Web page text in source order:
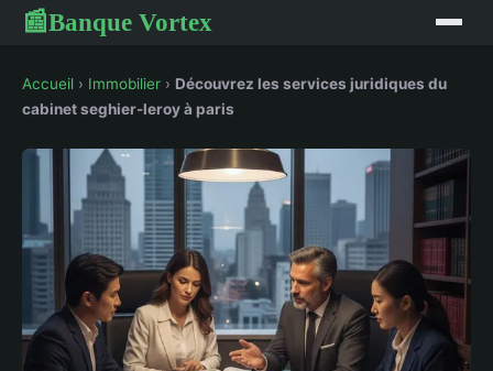
📰Banque Vortex
Accueil › Immobilier › Découvrez les services juridiques du
cabinet seghier-leroy à paris